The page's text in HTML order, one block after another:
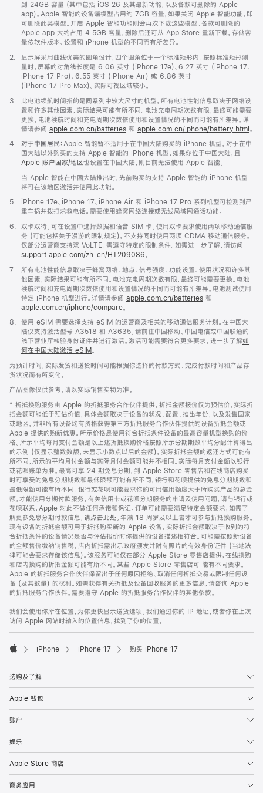
到 24GB 容量 (其中包括 iOS 26 及其最新功能，以及各款可删除的 Apple
app)。Apple 智能的设备端模型占用约 7GB 容量，如果关闭 Apple 智能功能，即
可删除此类模型。开启 Apple 智能功能则会再次下载这些模型。各款可删除的
Apple app 大约占用 4.5GB 容量，删除后还可从 App Store 重新下载。存储容
量依软件版本、设置和 iPhone 机型的不同而有所差异。
脚
2.
显示屏采用曲线优美的圆角设计，四个圆角位于一个标准矩形内。按照标准矩形测
量时，屏幕的对角线长度是 6.06 英寸 (iPhone 17e)、6.27 英寸 (iPhone 17、
iPhone 17 Pro)、6.55 英寸 (iPhone Air) 或 6.86 英寸
(iPhone 17 Pro Max)。实际可视区域较小。
脚
3.
此电池续航时间指的是同系列中较大尺寸的机型。所有电池性能信息取决于网络设
置和许多其他因素，实际结果可能有所不同。电池充电周期次数有限，最终可能需要
更换。电池续航时间和充电周期次数依使用和设置情况的不同而可能有所差异。详
情请参阅 apple.com.cn/batteries 和 apple.com.cn/iphone/battery.html 。
脚
4. 对于中国居民： Apple 智能暂不适用于在中国大陆购买的 iPhone 机型。对于在中
国大陆以外购买的支持 Apple 智能的 iPhone 机型，如果你位于中国大陆，且
Apple 账户国家/地区也设置在中国大陆，则目前无法使用 Apple 智能。
当 Apple 智能在中国大陆推出时，先前购买的支持 Apple 智能的 iPhone 机型
将可在该地区激活并使用此功能。
脚
5.
iPhone 17e、iPhone 17、iPhone Air 和 iPhone 17 Pro 系列机型可检测到严
重车祸并拨打求救电话。需要使用蜂窝网络连接或无线局域网通话功能。
脚
6.
双卡双待。可在设置中选择数据和语音 SIM 卡。使用双卡要求使用两项移动通信服
务 (可能包括关于漫游的限制规定)。不支持同时使用两项 CDMA 移动通信服务。
仅部分运营商支持双 VoLTE。需遵守特定的限制条件。如需进一步了解，请访问
support.apple.com/zh-cn/HT209086。
脚
7.
所有电池性能信息取决于蜂窝网络、地点、信号强度、功能设置、使用状况和许多其
他因素，实际结果可能有所不同。电池充电周期次数有限，最终可能需要更换。电池
续航时间和充电周期次数依使用和设置情况的不同而可能有所差异。电池测试使用
特定 iPhone 机型进行。详情请参阅 apple.com.cn/batteries 和
apple.com.cn/iphone/compare。
脚
8.
使用 eSIM 需要选择支持 eSIM 的运营商及相关的移动通信服务计划。在中国大
陆仅支持激活型号 A3518 和 A3635。请前往中国移动、中国电信或中国联通的
线下营业厅核验身份证件并进行激活。激活可能需要符合更多要求。进一步了解如
何在中国大陆激活 eSIM。
为预计时间，实际发货和送货时间可能根据你选择的付款方式、完成付款时间和产品存
货状况而有所变化。
产品图像仅供参考，请以实际销售实物为准。
* 折抵换购服务由 Apple 的折抵服务合作伙伴提供。折抵金额报价仅为预估价，实际折
抵金额可能低于预估价值，具体金额取决于设备的状况、配置、推出年份，以及发售国家
或地区。并非所有设备均有资格获得第三方折抵服务合作伙伴提供的设备折抵金额或
Apple 提供的购新优惠。所示价格是使用符合折抵条件设备的最高容量机型换购的价
格。所示平均每月支付金额是以上述折抵换购价格按照所示分期期数平均分配计算得出
的示例 (仅显示整数数额，未显示小数点以后的金额)。实际折抵金额的返还方式可能有
所不同，所示的平均月付金额与实际月付金额可能并不相同。实际每月支付金额以银行
或花呗账单为准。最高可享 24 期免息分期，到 Apple Store 零售店和在线商店购买
时可享受的免息分期期数和最低限额可能有所不同，银行和花呗提供的免息分期期数和
最低限额可能有所不同。银行或花呗可能要求你的可用信用额度大于所购买产品的总金
额，才能使用分期付款服务。有关信用卡或花呗分期服务的申请及使用问题，请与银行或
花呗联系，Apple 对此不做任何承诺和保证。订单可能需要满足特定金额要求，如需了
解更多免息分期付款信息， 请点击此处。年满 18 周岁及以上者才可参与折抵换购服务。
现有设备的折抵金额可用于折抵购买新的 Apple 设备。实际折抵金额取决于收到的符
合折抵条件的设备情况是否与评估报价时你提供的设备描述相符合。可能需按照新设备
的全额售价缴纳销售税。店内折抵需出示政府颁发并附有照片的有效身份证件 (当地法
律可能会要求存储该信息)。该服务可能仅在部分 Apple Store 零售店提供，在线换购
和店内换购的折抵金额可能有所不同。某些 Apple Store 零售店可 能有不同要求。
Apple 的折抵服务合作伙伴保留出于任何原因拒绝、取消任何折抵交易或限制任何设
备 (及其数量) 的权利。如需获得有关折抵及设备回收服务的更多信息，请咨询 Apple
的折抵服务合作伙伴。需要遵守 Apple 的折抵服务合作伙伴的其他条款。
我们会使用你所在位置，为你更快显示送货选项。我们通过你的 IP 地址，或者你在上次
访问 Apple 网站时输入的位置信息，找到了你的位置。
iPhone iPhone 17 购买 iPhone 17
选购及了解
Apple 钱包
账户
娱乐
Apple Store 商店
商务应用